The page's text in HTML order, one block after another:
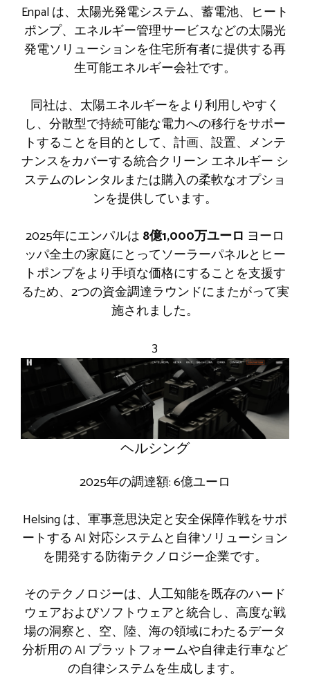
Enpal は、太陽光発電システム、蓄電池、ヒート
ポンプ、エネルギー管理サービスなどの太陽光
発電ソリューションを住宅所有者に提供する再
生可能エネルギー会社です。
同社は、太陽エネルギーをより利用しやすく
し、分散型で持続可能な電力への移行をサポー
トすることを目的として、計画、設置、メンテ
ナンスをカバーする統合クリーン エネルギー シ
ステムのレンタルまたは購入の柔軟なオプショ
ンを提供しています。
2025年にエンパルは 8億1,000万ユーロ ヨーロ
ッパ全土の家庭にとってソーラーパネルとヒー
トポンプをより手頃な価格にすることを支援す
るため、2つの資金調達ラウンドにまたがって実
施されました。
3
ヘルシング
2025年の調達額: 6億ユーロ
Helsing は、軍事意思決定と安全保障作戦をサポ
ートする AI 対応システムと自律ソリューション
を開発する防衛テクノロジー企業です。
そのテクノロジーは、人工知能を既存のハード
ウェアおよびソフトウェアと統合し、高度な戦
場の洞察と、空、陸、海の領域にわたるデータ
分析用の AI プラットフォームや自律走行車など
の自律システムを生成します。